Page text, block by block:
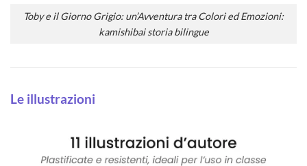
Toby e il Giorno Grigio: un’Avventura tra Colori ed Emozioni:
kamishibai storia bilingue
Le illustrazioni